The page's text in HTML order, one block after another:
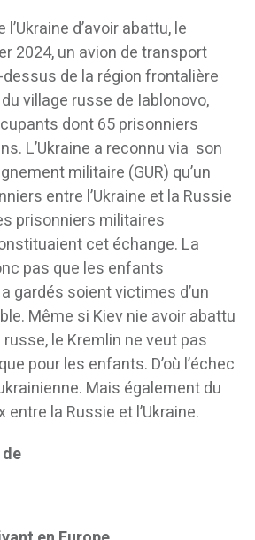
d’avoir abattu, le
2024, un avion de transport
de la région frontalière
village russe de Iablonovo,
dont 65 prisonniers
L’Ukraine a reconnu via son
militaire (GUR) qu’un
entre l’Ukraine et la Russie
prisonniers militaires
cet échange. La
pas que les enfants
gardés soient victimes d’un
Même si Kiev nie avoir abattu
le Kremlin ne veut pas
pour les enfants. D’où l’échec
Mais également du
la Russie et l’Ukraine.